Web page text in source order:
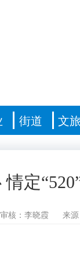
街道 文旅
定
审核：李晓霞 来